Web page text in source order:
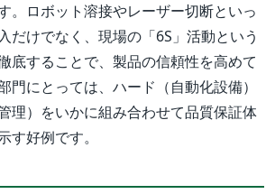
。ロボット溶接やレーザー切断といっ
だけでなく、現場の「6S」活動という
底することで、製品の信頼性を高めて
門にとっては、ハード（自動化設備）
理）をいかに組み合わせて品質保証体
す好例です。